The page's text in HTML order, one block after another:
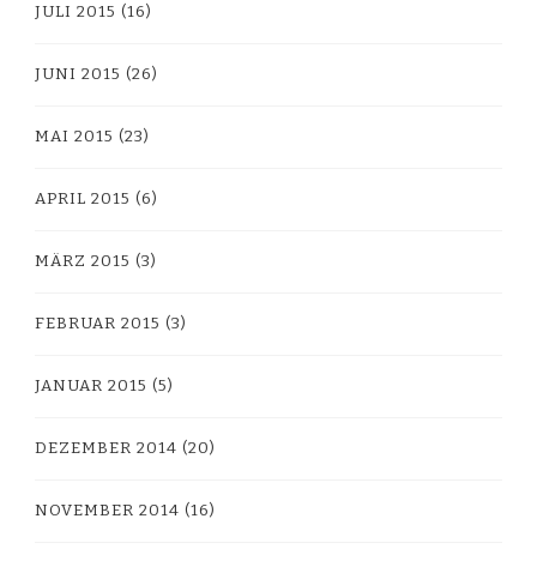
JULI 2015 (16)
JUNI 2015 (26)
MAI 2015 (23)
APRIL 2015 (6)
MÄRZ 2015 (3)
FEBRUAR 2015 (3)
JANUAR 2015 (5)
DEZEMBER 2014 (20)
NOVEMBER 2014 (16)